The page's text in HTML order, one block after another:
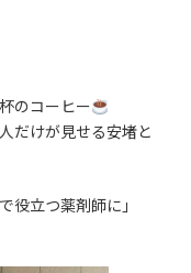
のコーヒー
だけが見せる安堵と
役立つ薬剤師に」